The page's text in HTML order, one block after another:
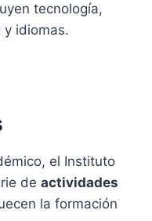
tecnología,
y idiomas.
el Instituto
de actividades
la formación